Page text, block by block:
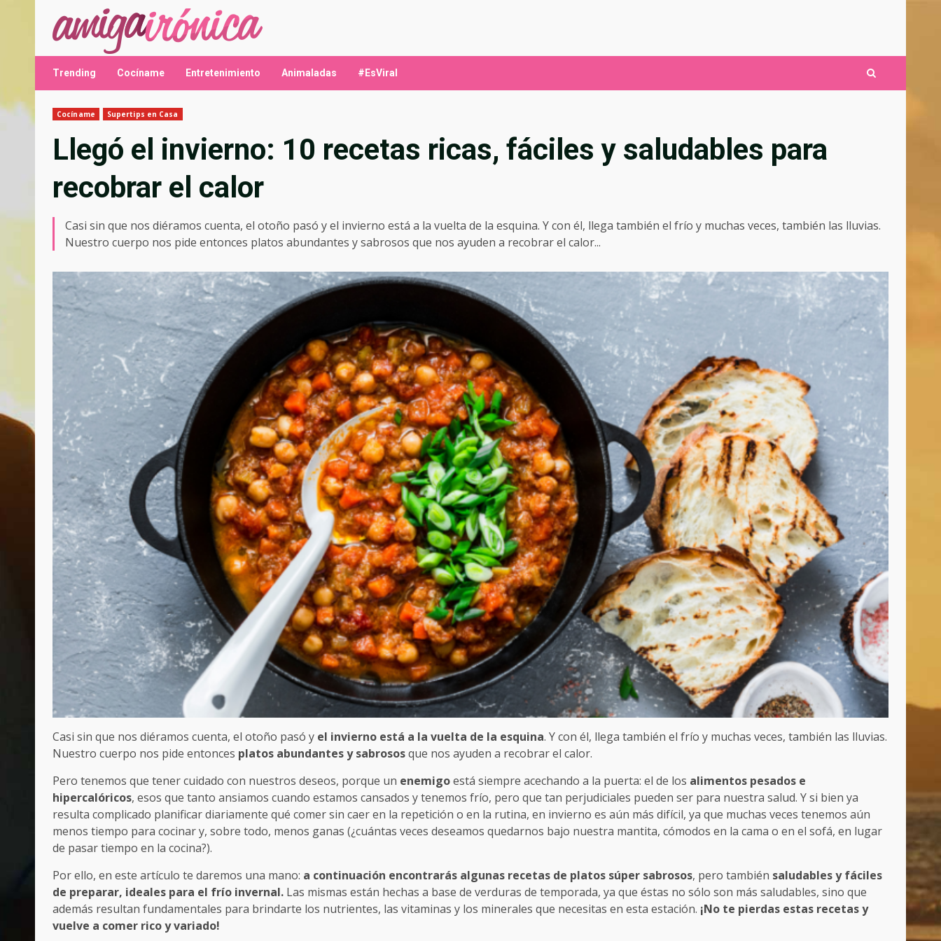
contenido
Trending Cocíname Entretenimiento Animaladas #EsViral
Cocíname Supertips en Casa
Llegó el invierno: 10 recetas ricas, fáciles y saludables para
recobrar el calor
Casi sin que nos diéramos cuenta, el otoño pasó y el invierno está a la vuelta de la esquina. Y con él, llega también el frío y muchas veces, también las lluvias.
Nuestro cuerpo nos pide entonces platos abundantes y sabrosos que nos ayuden a recobrar el calor...
Casi sin que nos diéramos cuenta, el otoño pasó y el invierno está a la vuelta de la esquina. Y con él, llega también el frío y muchas veces, también las lluvias.
Nuestro cuerpo nos pide entonces platos abundantes y sabrososque nos ayuden a recobrar el calor.
Pero tenemos que tener cuidado con nuestros deseos, porque un enemigoestá siempre acechando a la puerta: el de los alimentos pesados e
hipercalóricos, esos que tanto ansiamos cuando estamos cansados y tenemos frío, pero que tan perjudiciales pueden ser para nuestra salud. Y si bien ya
resulta complicado planificar diariamente qué comer sin caer en la repetición o en la rutina, en invierno es aún más difícil, ya que muchas veces tenemos aún
menos tiempo para cocinar y, sobre todo, menos ganas (¿cuántas veces deseamos quedarnos bajo nuestra mantita, cómodos en la cama o en el sofá, en lugar
de pasar tiempo en la cocina?).
Por ello, en este artículo te daremos una mano: a continuación encontrarás algunas recetas de platos súper sabrosos, pero también saludables y fáciles
de preparar, ideales para el frío invernal. Las mismas están hechas a base de verduras de temporada, ya que éstas no sólo son más saludables, sino que
además resultan fundamentales para brindarte los nutrientes, las vitaminas y los minerales que necesitas en esta estación. ¡No te pierdas estas recetas y
vuelve a comer rico y variado!